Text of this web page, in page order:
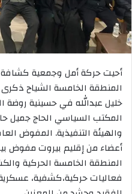
أحيت حركة أمل وجمعية كشافة
المنطقة الخامسة الشياح ذكرى
خليل عبدالله في حسينية
المكتب السياسي الحاج جميل
والهيئة التنفيذية. المفوض
أعضاء من إقليم بيروت مفوض
المنطقة الخامسة الحركية
فعاليات حركية،كشفية،